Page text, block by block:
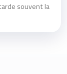
souvent la